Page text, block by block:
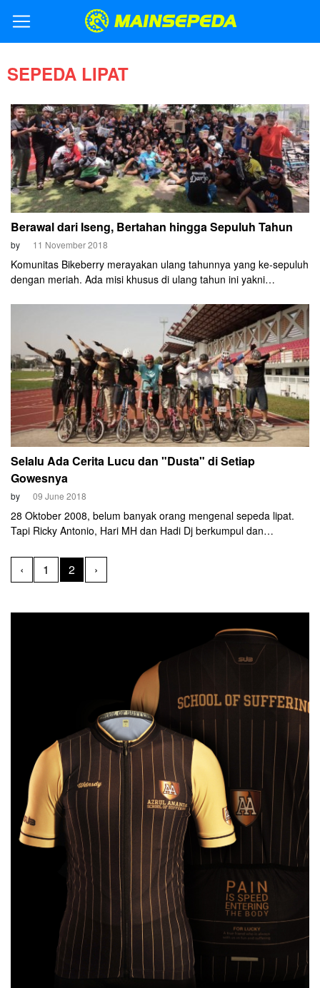
SEPEDA LIPAT
Berawal dari Iseng, Bertahan hingga Sepuluh Tahun
by 11 November 2018
Komunitas Bikeberry merayakan ulang tahunnya yang ke-sepuluh
dengan meriah. Ada misi khusus di ulang tahun ini yakni
Makin meriah, semua founder Bikeberry Surabaya dapat hadir.
Selalu Ada Cerita Lucu dan "Dusta" di Setiap
Gowesnya
by 09 June 2018
28 Oktober 2008, belum banyak orang mengenal sepeda lipat.
Tapi Ricky Antonio, Hari MH dan Hadi Dj berkumpul dan
Bikeberry Surabaya. Sekarang Bikeberry Surabaya makin
terkenal dan besar. Berkiprah hingga ke manca negara.
‹ 1 2 ›